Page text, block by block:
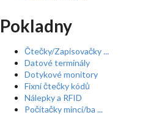
Pokladny
Čtečky/Zapisovačky ...
Datové terminály
Dotykové monitory
Fixní čtečky kódů
Nálepky a RFID
Počítačky mincí/ba ...